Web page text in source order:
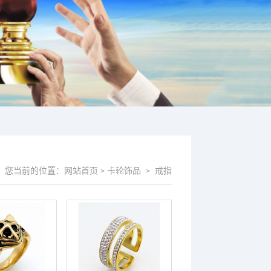
您当前的位置： 网站首页 > 卡轮饰品 > 戒指